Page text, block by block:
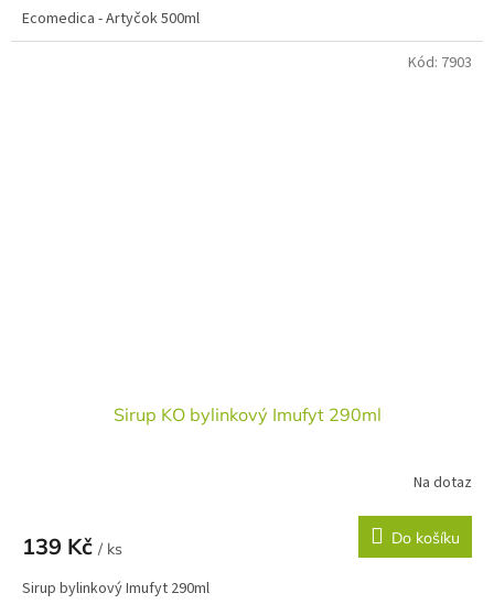
Ecomedica - Artyčok 500ml
Sirup KO bylinkový Imufyt 290ml
Na dotaz
139 Kč / ks
Do košíku
Sirup bylinkový Imufyt 290ml
Kód: 7903